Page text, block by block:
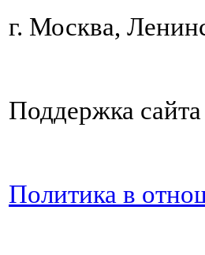
г. Москва,
Поддержка
Политика в